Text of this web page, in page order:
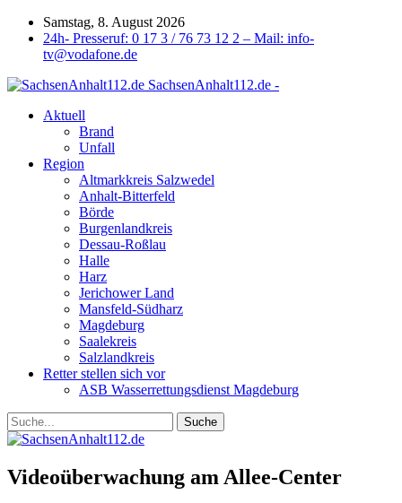
Samstag, 8. August 2026
24h- Presseruf: 0 17 3 / 76 73 12 2 – Mail: info-
tv@vodafone.de
SachsenAnhalt112.de -
Aktuell
Brand
Unfall
Region
Altmarkkreis Salzwedel
Anhalt-Bitterfeld
Börde
Burgenlandkreis
Dessau-Roßlau
Halle
Harz
Jerichower Land
Mansfeld-Südharz
Magdeburg
Saalekreis
Salzlandkreis
Retter stellen sich vor
ASB Wasserrettungsdienst Magdeburg
Videoüberwachung am Allee-Center